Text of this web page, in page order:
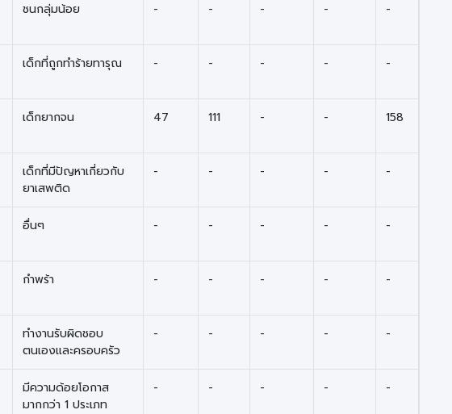
ชนกลุ่มน้อย - - - - -
เด็กที่ถูกทำร้ายทารุณ - - - - -
เด็กยากจน 47 111 - - 158
เด็กที่มีปัญหาเกี่ยวกับ
ยาเสพติด
- - - - -
อื่นๆ - - - - -
กำพร้า - - - - -
ทำงานรับผิดชอบ
ตนเองและครอบครัว
- - - - -
มีความด้อยโอกาส
มากกว่า 1 ประเภท
- - - - -